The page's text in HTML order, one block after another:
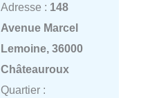
Adresse : 148
Avenue Marcel
Lemoine, 36000
Châteauroux
Quartier :